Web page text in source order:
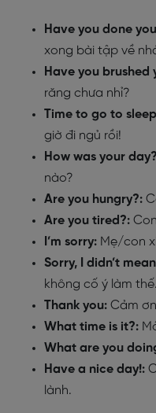
Have you done
xong bài tập về
Have you brushed
răng chưa nhỉ?
Time to go to
giờ đi ngủ rồi!
How was your
nào?
Are you hungry?:
Are you tired?:
I’m sorry: Mẹ/con
Sorry, I didn’t
không cố ý làm thế.
Thank you: Cảm
What time is it?:
What are you
Have a nice day!:
lành.